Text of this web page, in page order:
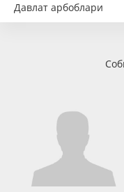
Давлат арбоблари